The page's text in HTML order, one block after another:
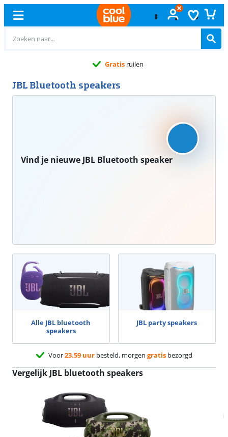
Gratis ruilen
JBL Bluetooth speakers
Vind je nieuwe JBL Bluetooth speaker
Alle JBL bluetooth
speakers
JBL party speakers
Voor23.59 uurbesteld, morgen gratisbezorgd
Vergelijk JBL bluetooth speakers